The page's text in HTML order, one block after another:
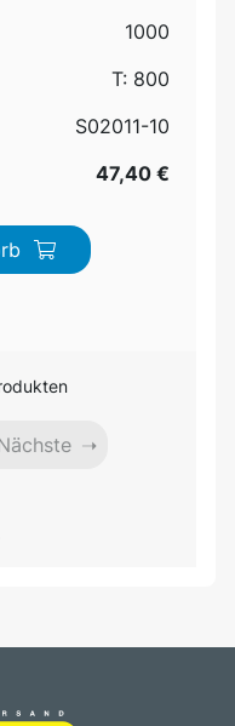
1000
T: 800
S02011-10
47,40 €